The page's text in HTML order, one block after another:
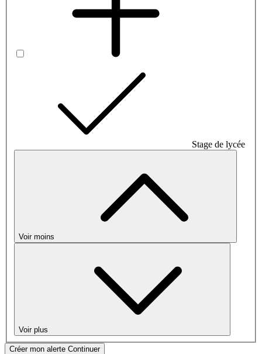
Stage de lycée
Voir moins
Voir plus
Créer mon alerte Continuer